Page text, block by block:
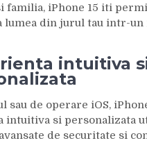
familia, iPhone 15 iti
lumea din jurul tau intr-
intuitiva
sau de operare iOS,
intuitiva si personalizata
de securitate si